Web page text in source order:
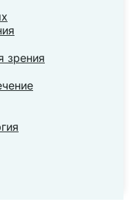
зрения